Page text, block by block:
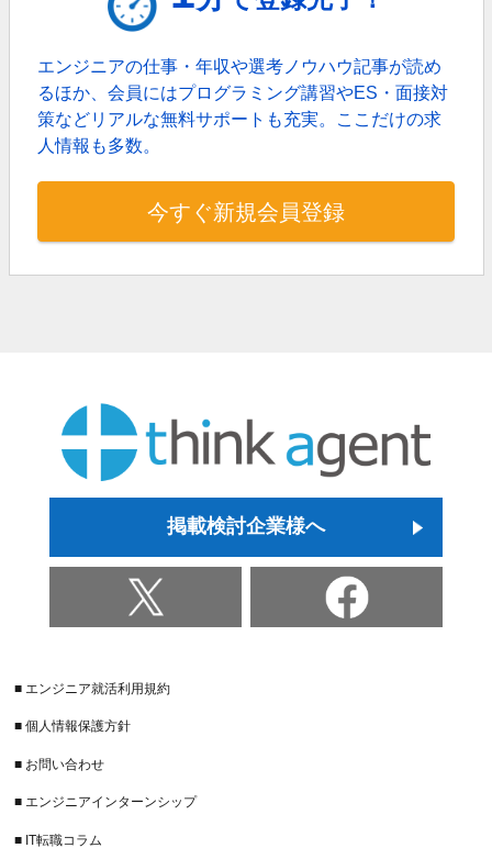
エンジニアの仕事・年収や選考ノウハウ記事が読め
るほか、会員にはプログラミング講習やES・面接対
策などリアルな無料サポートも充実。 ここだけの求
人情報も多数。
今すぐ新規会員登録
掲載検討企業様へ
■ エンジニア就活利用規約
■ 個人情報保護方針
■ お問い合わせ
■ エンジニアインターンシップ
■ IT転職コラム